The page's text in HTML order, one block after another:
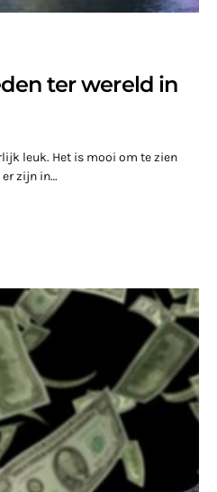
ter wereld in
leuk. Het is mooi om te zien
zijn in…